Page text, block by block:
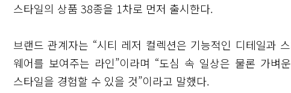
스타일의 상품 38종을 1차로 먼저 출시한다.
브랜드 관계자는 “시티 레저 컬렉션은 기능적인 디테일과
웨어를 보여주는 라인”이라며 “도심 속 일상은 물론 가벼
스타일을 경험할 수 있을 것”이라고 말했다.